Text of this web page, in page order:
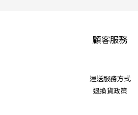
顧客服務
運送服務方式
退換貨政策